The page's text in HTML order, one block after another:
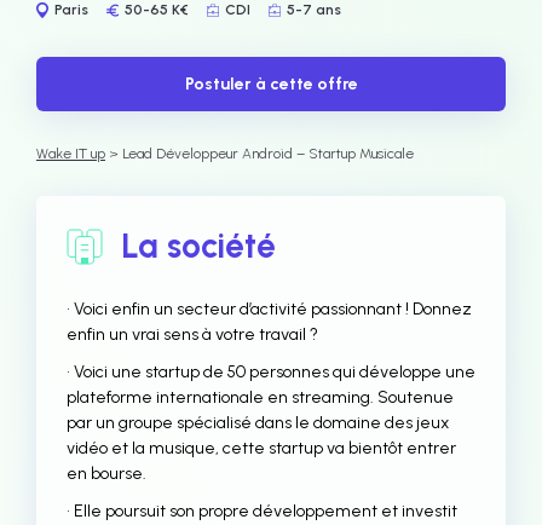
Paris 50-65 K€ CDI 5-7 ans
Postuler à cette offre
Wake IT up > Lead Développeur Android – Startup Musicale
La société
• Voici enfin un secteur d’activité passionnant ! Donnez
enfin un vrai sens à votre travail ?
• Voici une startup de 50 personnes qui développe une
plateforme internationale en streaming. Soutenue
par un groupe spécialisé dans le domaine des jeux
vidéo et la musique, cette startup va bientôt entrer
en bourse.
• Elle poursuit son propre développement et investit